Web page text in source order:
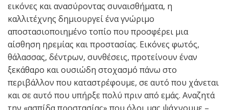
εικόνες και ανασύροντας συναισθήματα, η
καλλιτέχνης δημιουργεί ένα γνώριμο
αποστασιοποιημένο τοπίο που προσφέρει μια
αίσθηση ηρεμίας και προστασίας. Εικόνες φωτός,
θάλασσας, δέντρων, συνθέσεις, προτείνουν έναν
ξεκάθαρο και ουσιώδη στοχασμό πάνω στο
περιβάλλον που καταστρέφουμε, σε αυτό που χάνεται
και σε αυτό που υπήρξε πολύ πριν από εμάς. Aναζητά